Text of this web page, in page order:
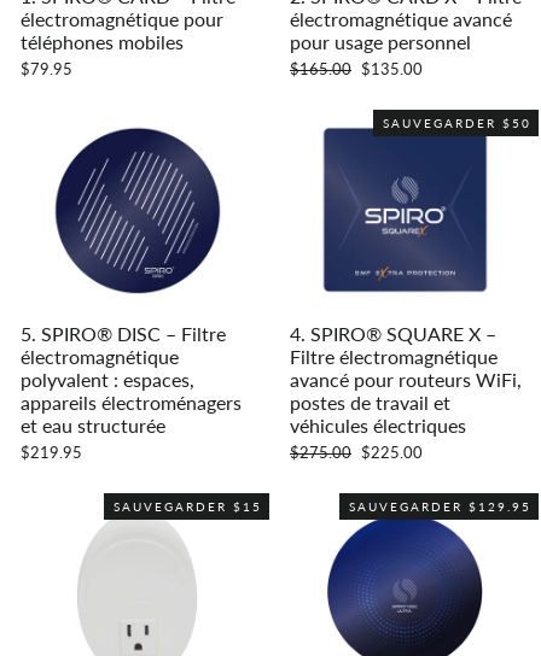
électromagnétique pour
téléphones mobiles
$79.95
électromagnétique avancé
pour usage personnel
Prix
$165.00 Prix
$135.00
5. SPIRO® DISC – Filtre
électromagnétique
polyvalent : espaces,
appareils électroménagers
et eau structurée
$219.95
SAUVEGARDER $50
4. SPIRO® SQUARE X –
Filtre électromagnétique
avancé pour routeurs WiFi,
postes de travail et
véhicules électriques
Prix
$275.00 Prix
$225.00
SAUVEGARDER $15 SAUVEGARDER $129.95